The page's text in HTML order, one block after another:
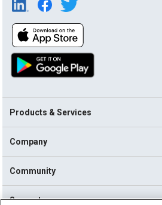
Products & Services
Company
Community
Support